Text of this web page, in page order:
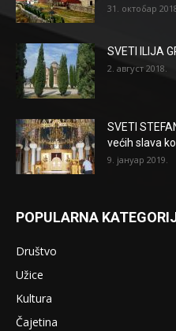
31. октобар
SVETI ILIJA
2. август 2018.
SVETI
većih slava
9. јануар 2019.
POPULARNA
Društvo
Užice
Kultura
Čajetina